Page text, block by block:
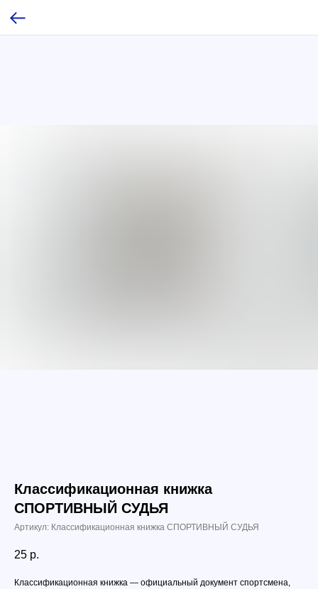
Классификационная книжка
СПОРТИВНЫЙ СУДЬЯ
Артикул: Классификационная книжка СПОРТИВНЫЙ СУДЬЯ
25 р.
Классификационная книжка — официальный документ спортсмена,